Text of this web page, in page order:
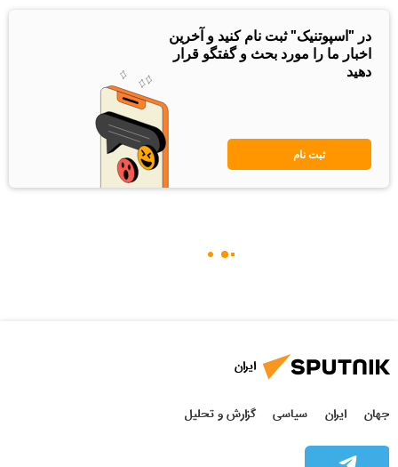
در "اسپوتنیک" ثبت نام کنید و آخرین
اخبار ما را مورد بحث و گفتگو قرار
دهید
ثبت نام
ایران
جهان ایران سیاسی گزارش و تحلیل